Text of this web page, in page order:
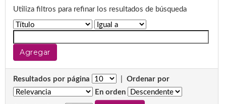
Utiliza filtros para refinar los resultados de búsqueda
Resultados por página
Ordenar por
En orden